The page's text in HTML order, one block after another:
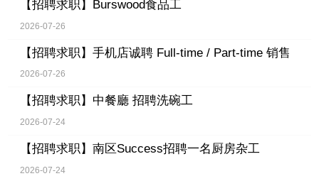
【招聘求职】 Burswood食品工
2026-07-26
【招聘求职】 手机店诚聘 Full-time / Part-time 销售
2026-07-26
【招聘求职】 中餐廳 招聘洗碗工
2026-07-24
【招聘求职】 南区Success招聘一名厨房杂工
2026-07-24